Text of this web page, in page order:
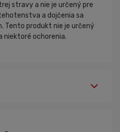
stravy a nie je určený pre
a dojčenia sa
Tento produkt nie je určený
niektoré ochorenia.